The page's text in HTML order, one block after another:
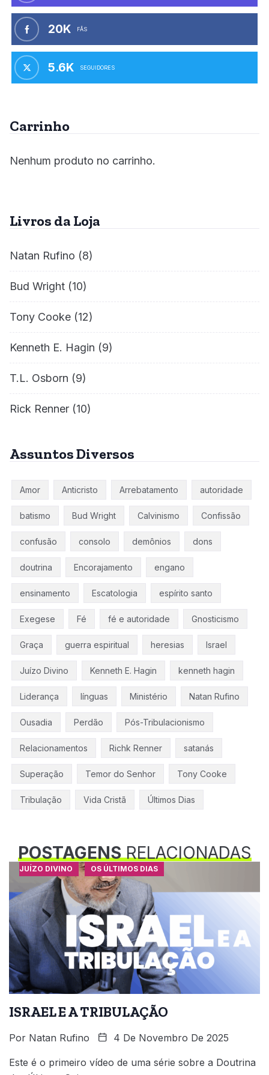
20K FÃS
5.6K SEGUIDORES
Carrinho
Nenhum produto no carrinho.
Livros da Loja
Natan Rufino (8)
Bud Wright (10)
Tony Cooke (12)
Kenneth E. Hagin (9)
T.L. Osborn (9)
Rick Renner (10)
Assuntos Diversos
Amor Anticristo Arrebatamento autoridade
batismo Bud Wright Calvinismo Confissão
confusão consolo demônios dons
doutrina Encorajamento engano
ensinamento Escatologia espírito santo
Exegese Fé fé e autoridade Gnosticismo
Graça guerra espiritual heresias Israel
Juízo Divino Kenneth E. Hagin kenneth hagin
Liderança línguas Ministério Natan Rufino
Ousadia Perdão Pós-Tribulacionismo
Relacionamentos Richk Renner satanás
Superação Temor do Senhor Tony Cooke
Tribulação Vida Cristã Últimos Dias
POSTAGENSRELACIONADAS
JUÍZO DIVINO OS ÚLTIMOS DIAS
ISRAEL E A TRIBULAÇÃO
Por Natan Rufino 4 De Novembro De 2025
Este é o primeiro vídeo de uma série sobre a Doutrina